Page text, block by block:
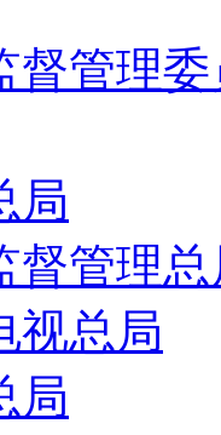
督管理
局
督管理
视总局
局